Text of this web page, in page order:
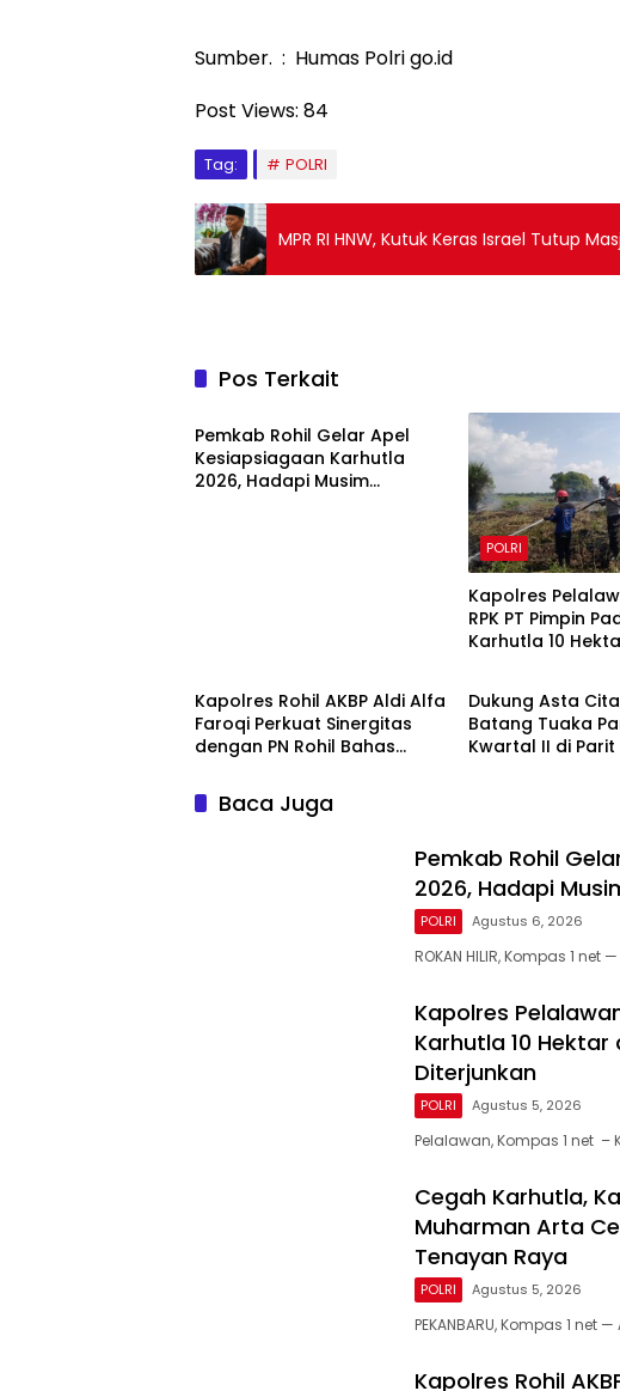
Sumber. : Humas Polri go.id
Post Views: 84
Tag: POLRI
MPR RI HNW, Kutuk Keras Israel Tutup
Pos Terkait
POLRI
Pemkab Rohil Gelar Apel
Kesiapsiagaan Karhutla
2026, Hadapi Musim
POLRI
Kapolres
RPK PT Pimpin
Karhutla 10
Kapolres Rohil AKBP Aldi Alfa
Faroqi Perkuat Sinergitas
dengan PN Rohil Bahas
POLRI
Dukung Asta
Batang Tuaka
Kwartal II di Parit
Baca Juga
Pemkab Rohil
2026, Hadapi
POLRI Agustus 6, 2026
ROKAN HILIR, Kompas 1
Kapolres
Karhutla 10
Diterjunkan
POLRI Agustus 5, 2026
Pelalawan, Kompas 1 net –
Cegah Karhutla,
Muharman Arta
Tenayan Raya
POLRI Agustus 5, 2026
PEKANBARU, Kompas 1
Kapolres Rohil